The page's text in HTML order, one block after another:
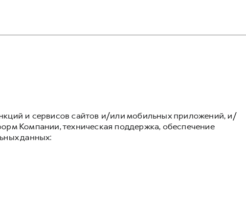
и сервисов сайтов и/или мобильных приложений, и/
Компании, техническая поддержка, обеспечение
данных: